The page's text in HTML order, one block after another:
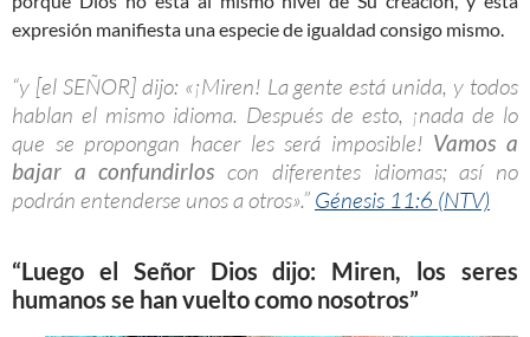
expresión manifiesta una especie de igualdad consigo mismo.
“y [el SEÑOR] dijo: «¡Miren! La gente está unida, y todos
hablan el mismo idioma. Después de esto, ¡nada de lo
que se propongan hacer les será imposible! Vamos a
bajar a confundirlos con diferentes idiomas; así no
podrán entenderse unos a otros».” Génesis 11:6 (NTV)
“Luego el Señor Dios dijo: Miren, los seres
humanos se han vuelto como nosotros”